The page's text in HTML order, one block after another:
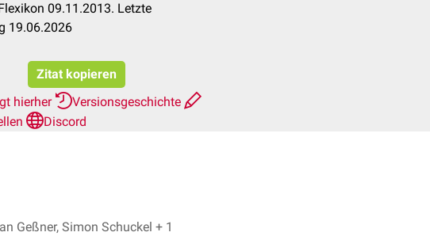
09.11.2013. Letzte
19.06.2026
Zitat kopieren
hierher
Versionsgeschichte
Discord
Fabian Geßner, Simon Schuckel + 1